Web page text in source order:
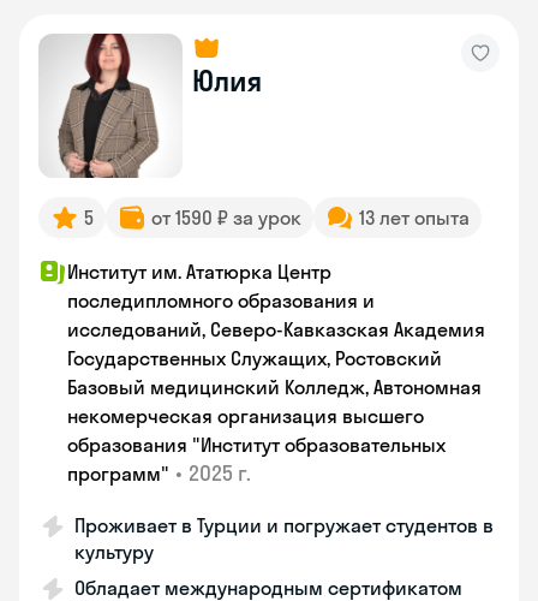
Юлия
5 от 1590 ₽ за урок 13 лет опыта
Институт им. Ататюрка Центр
последипломного образования и
исследований, Северо-Кавказская Академия
Государственных Служащих, Ростовский
Базовый медицинский Колледж, Автономная
некомерческая организация высшего
образования "Институт образовательных
программ" • 2025 г.
Проживает в Турции и погружает студентов в
культуру
Обладает международным сертификатом